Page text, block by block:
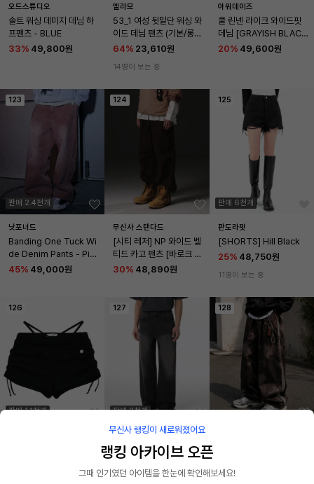
오드스튜디오
솔트 워싱 데미지 데님 하
프팬츠 - BLUE
33% 49,800원
엘라모
53_1 여성 뒷밑단 워싱 와
이드 데님 팬츠 (기본/롱)_
연청
64% 23,610원
14명이 보는 중
아워데이즈
쿨 린넨 라이크 와이드핏
데님 [GRAYISH BLAC
K]
20% 49,600원
123
판매 2.4천개
낫포너드
Banding One Tuck Wi
de Denim Pants - Pin
k
45% 49,000원
124
무신사 스탠다드
[시티 레저] NP 와이드 벨
티드 카고 팬츠 [바로크 브
라운]
30% 48,890원
125
판매 6천개
판도라핏
[SHORTS] Hill Black
25% 48,750원
11명이 보는 중
126
판매 1.1천개
127
판매 2천개
무신사 스탠다드
[쿨탠다드] 빅 브러쉬 엑스
트라 와이드 데님 팬츠 [블
랙]
20%47,890원
128
27%
무신사 랭킹이 새로워졌어요
랭킹 아카이브 오픈
그때 인기였던 아이템을 한눈에 확인해보세요!